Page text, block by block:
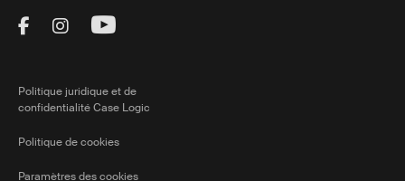
Visit Thule on Facebook (external link)
Visit Thule on Instagram (external link)
Visit Thule on Youtube (external
Politique juridique et de
confidentialité Case Logic
Politique de cookies
Paramètres des cookies